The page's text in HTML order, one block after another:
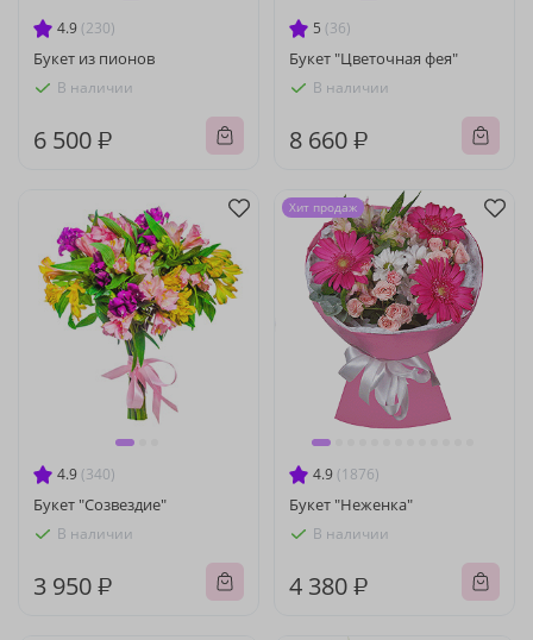
4.9 (230)
Букет из пионов
В наличии
6 500 ₽
5 (36)
Букет "Цветочная фея"
В наличии
8 660 ₽
4.9 (340)
Букет "Созвездие"
В наличии
3 950 ₽
4.9 (1876)
Букет "Неженка"
В наличии
4 380 ₽
Хит продаж